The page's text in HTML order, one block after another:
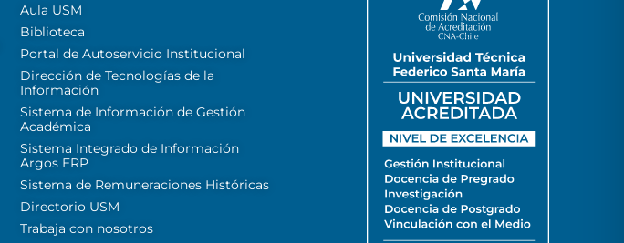
Aula USM
Biblioteca
Portal de Autoservicio Institucional
Dirección de Tecnologías de la
Información
Sistema de Información de Gestión
Académica
Sistema Integrado de Información
Argos ERP
Sistema de Remuneraciones Históricas
Directorio USM
Trabaja con nosotros